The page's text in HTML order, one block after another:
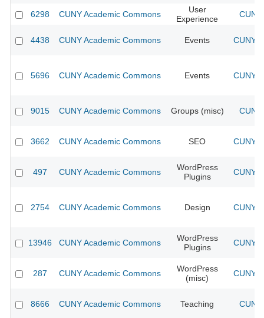
6298 CUNY Academic Commons
User
Experience
4438 CUNY Academic Commons Events CUNY
5696 CUNY Academic Commons Events CUNY
9015 CUNY Academic Commons Groups (misc)
3662 CUNY Academic Commons SEO CUNY
497 CUNY Academic Commons
WordPress
Plugins
CUNY
2754 CUNY Academic Commons Design CUNY
13946 CUNY Academic Commons
WordPress
Plugins
CUNY
287 CUNY Academic Commons
WordPress
(misc)
CUNY
8666 CUNY Academic Commons Teaching